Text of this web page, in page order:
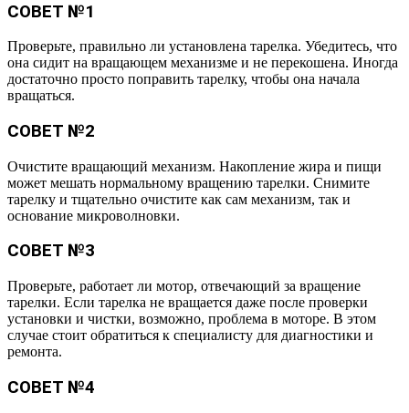
СОВЕТ №1
Проверьте, правильно ли установлена тарелка. Убедитесь, что
она сидит на вращающем механизме и не перекошена. Иногда
достаточно просто поправить тарелку, чтобы она начала
вращаться.
СОВЕТ №2
Очистите вращающий механизм. Накопление жира и пищи
может мешать нормальному вращению тарелки. Снимите
тарелку и тщательно очистите как сам механизм, так и
основание микроволновки.
СОВЕТ №3
Проверьте, работает ли мотор, отвечающий за вращение
тарелки. Если тарелка не вращается даже после проверки
установки и чистки, возможно, проблема в моторе. В этом
случае стоит обратиться к специалисту для диагностики и
ремонта.
СОВЕТ №4